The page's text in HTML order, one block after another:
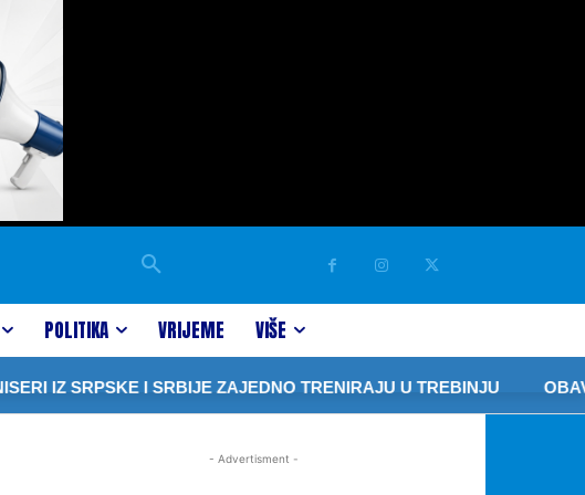
POLITIKA VRIJEME VIŠE
IZ SRPSKE I SRBIJE ZAJEDNO TRENIRAJU U TREBINJU
- Advertisment -